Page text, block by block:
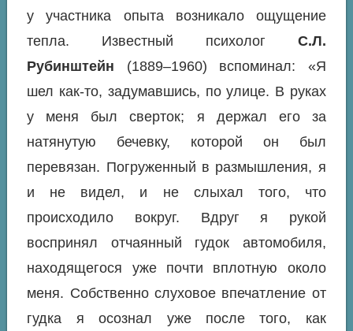
у участника опыта возникало ощущение
тепла. Известный психолог С.Л.
Рубинштейн (1889–1960) вспоминал: «Я
шел как-то, задумавшись, по улице. В руках
у меня был сверток; я держал его за
натянутую бечевку, которой он был
перевязан. Погруженный в размышления, я
и не видел, и не слыхал того, что
происходило вокруг. Вдруг я рукой
воспринял отчаянный гудок автомобиля,
находящегося уже почти вплотную около
меня. Собственно слуховое впечатление от
гудка я осознал уже после того, как